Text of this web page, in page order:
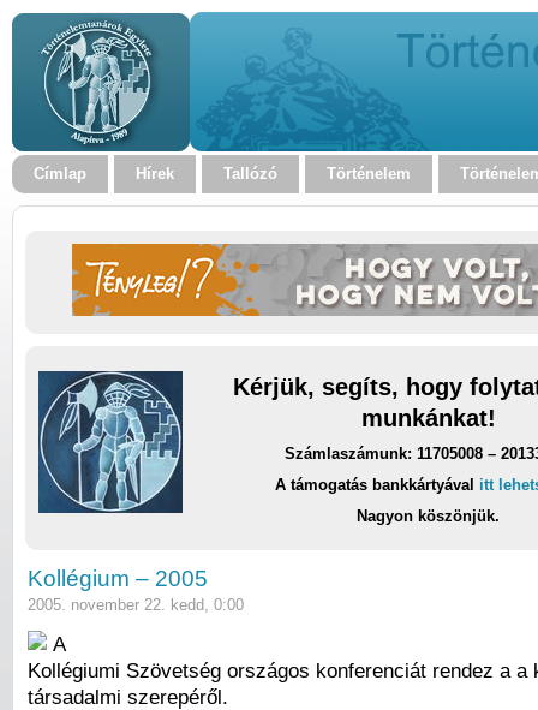
Címlap Hírek Tallózó Történelem
Kérjük, segíts, hogy
munkánkat!
Számlaszámunk: 11705008 –
A támogatás bankkártyával itt
Nagyon köszönjük.
Kollégium – 2005
2005. november 22. kedd, 0:00
A
Kollégiumi Szövetség országos konferenciát rendez a a
társadalmi szerepéről.